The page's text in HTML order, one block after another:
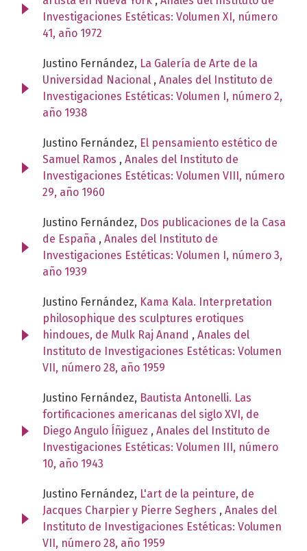
Investigaciones Estéticas: Volumen XI, número
41, año 1972
Justino Fernández, La Galería de Arte de la
Universidad Nacional , Anales del Instituto de
Investigaciones Estéticas: Volumen I, número 2,
año 1938
Justino Fernández, El pensamiento estético de
Samuel Ramos , Anales del Instituto de
Investigaciones Estéticas: Volumen VIII, número
29, año 1960
Justino Fernández, Dos publicaciones de la Casa
de España , Anales del Instituto de
Investigaciones Estéticas: Volumen I, número 3,
año 1939
Justino Fernández, Kama Kala. Interpretation
philosophique des sculptures erotiques
hindoues, de Mulk Raj Anand , Anales del
Instituto de Investigaciones Estéticas: Volumen
VII, número 28, año 1959
Justino Fernández, Bautista Antonelli. Las
fortificaciones americanas del siglo XVI, de
Diego Angulo Íñiguez , Anales del Instituto de
Investigaciones Estéticas: Volumen III, número
10, año 1943
Justino Fernández, L'art de la peinture, de
Jacques Charpier y Pierre Seghers , Anales del
Instituto de Investigaciones Estéticas: Volumen
VII, número 28, año 1959